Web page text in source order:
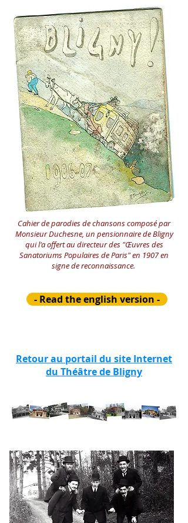
Cahier de parodies de chansons composé par
Monsieur Duchesne, un pensionnaire de Bligny
qui l'a offert au directeur des "Œuvres des
Sanatoriums Populaires de Paris" en 1907 en
signe de reconnaissance.
- Read the english version -
Retour au portail du site Internet
du Théâtre de Bligny